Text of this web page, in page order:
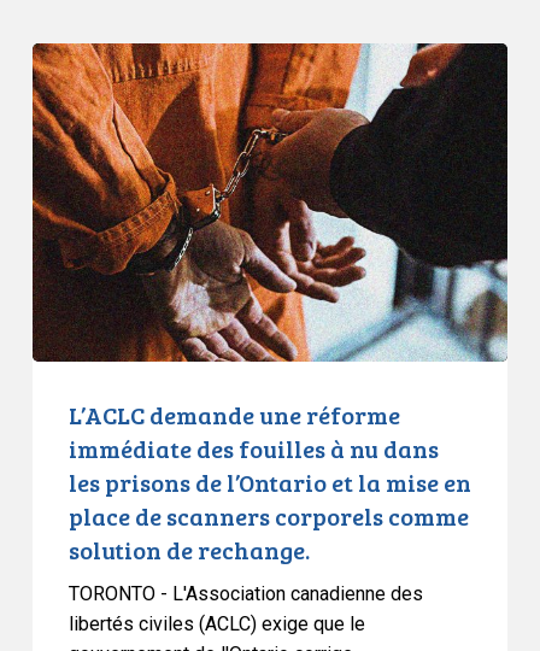
L’ACLC
demande
une
réforme
immédiate
des
fouilles
à
nu
dans
l’Ontario
mise
place
L’ACLC demande une réforme
immédiate des fouilles à nu dans
les prisons de l’Ontario et la mise en
place de scanners corporels comme
solution de rechange.
TORONTO - L'Association canadienne des
libertés civiles (ACLC) exige que le